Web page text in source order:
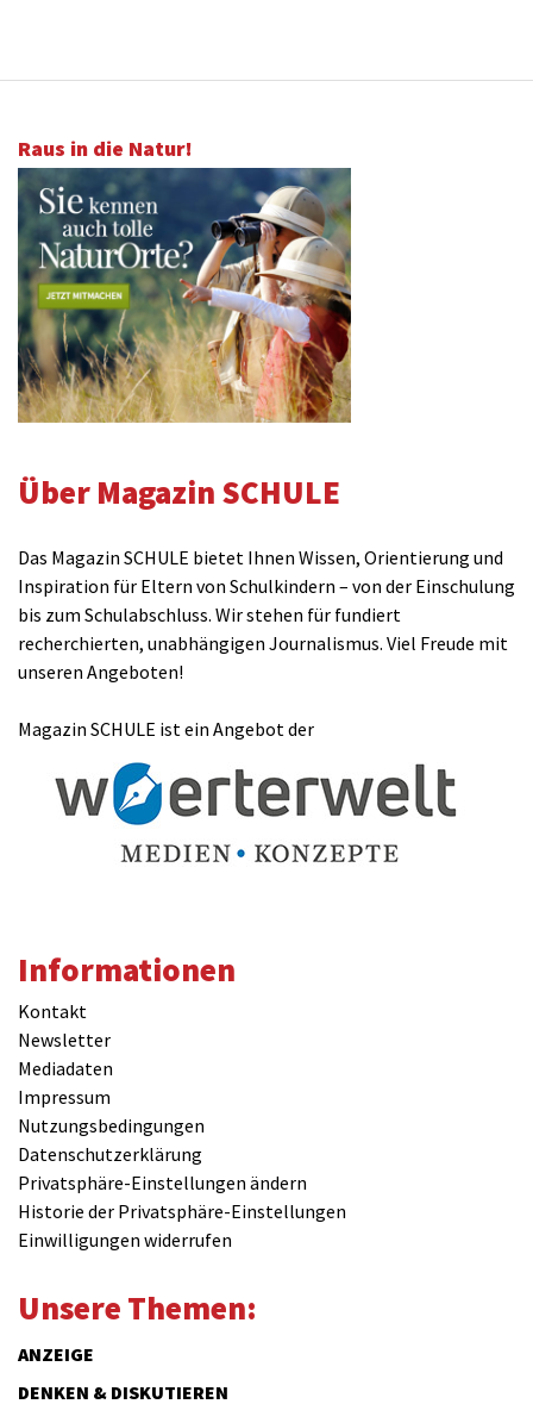
Raus in die Natur!
Über Magazin SCHULE
Das Magazin SCHULE bietet Ihnen Wissen, Orientierung und
Inspiration für Eltern von Schulkindern – von der Einschulung
bis zum Schulabschluss. Wir stehen für fundiert
recherchierten, unabhängigen Journalismus. Viel Freude mit
unseren Angeboten!
Magazin SCHULE ist ein Angebot der
Informationen
Kontakt
Newsletter
Mediadaten
Impressum
Nutzungsbedingungen
Datenschutzerklärung
Privatsphäre-Einstellungen ändern
Historie der Privatsphäre-Einstellungen
Einwilligungen widerrufen
Unsere Themen:
ANZEIGE
DENKEN & DISKUTIEREN